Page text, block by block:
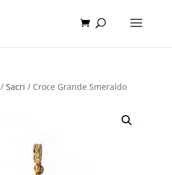
/ Sacri / Croce Grande Smeraldo